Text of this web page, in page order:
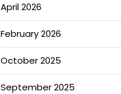
April 2026
February 2026
October 2025
September 2025